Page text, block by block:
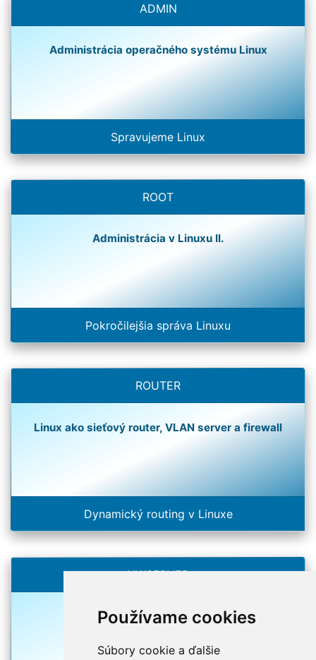
Používame cookies
Súbory cookie a ďalšie
ADMIN
Administrácia operačného systému Linux
Spravujeme Linux
ROOT
Administrácia v Linuxu II.
Pokročilejšia správa Linuxu
ROUTER
Linux ako sieťový router, VLAN server a firewall
Dynamický routing v Linuxe
NWSERVER
UNIX ako sieťový server